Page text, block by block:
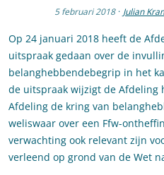
5 februari 2018 · Julian
Op 24 januari 2018 heeft de
uitspraak gedaan over de
belanghebbendebegrip in het
de uitspraak wijzigt de Afdeling
Afdeling de kring van
weliswaar over een Ffw-
verwachting ook relevant zijn
verleend op grond van de Wet